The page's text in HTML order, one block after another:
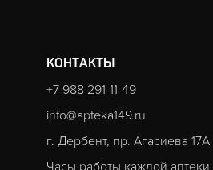
КОНТАКТЫ
+7 988 291-11-49
info@apteka149.ru
г. Дербент, пр. Агасиева 17А
Часы работы каждой аптеки